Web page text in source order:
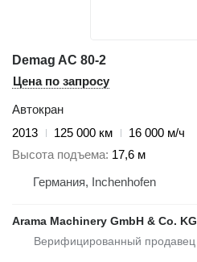
Demag AC 80-2
Цена по запросу
Автокран
2013
125 000 км
16 000 м/ч
Высота подъема 17,6 м
Германия, Inchenhofen
Arama Machinery GmbH & Co. KG